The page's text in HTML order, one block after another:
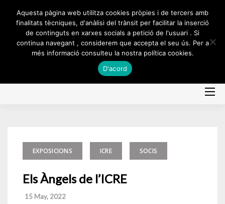
EXPOSICIONS ICRE SOCIS
Els Àngels de l’ICRE
15 May, 2022
Aquesta pàgina web utilitza cookies pròpies i de tercers amb
finalitats tècniques, d'anàlisi del trànsit per facilitar la inserció
de continguts en xarxes socials a petició de l'usuari . Si
continua navegant , considerem que accepta el seu ús. Per a
més informació consulteu la nostra política cookies.
D'acord